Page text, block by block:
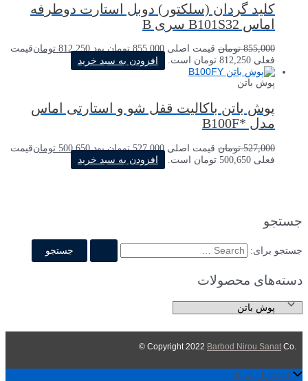
جستجو
جستجو برای:
دسته‌های محصولات
کلید گردان (سلکتور) دوبل استارت دوطرفه
اماس B101S32 سری B
855,000 تومان قیمت اصلی 855,000 تومان بود. 812,250 تومانقیمت
فعلی 812,250 تومان است.
افزودن به سبد خرید
پوش باتن
پوش باتن باکالیت قفل شو و استارتی اماس
مدل *B100F
527,000 تومان قیمت اصلی 527,000 تومان بود. 500,650 تومانقیمت
فعلی 500,650 تومان است.
افزودن به سبد خرید
.Copyright 2022
Barbod Nirou Sanat Co ©
اسکرول به بالا